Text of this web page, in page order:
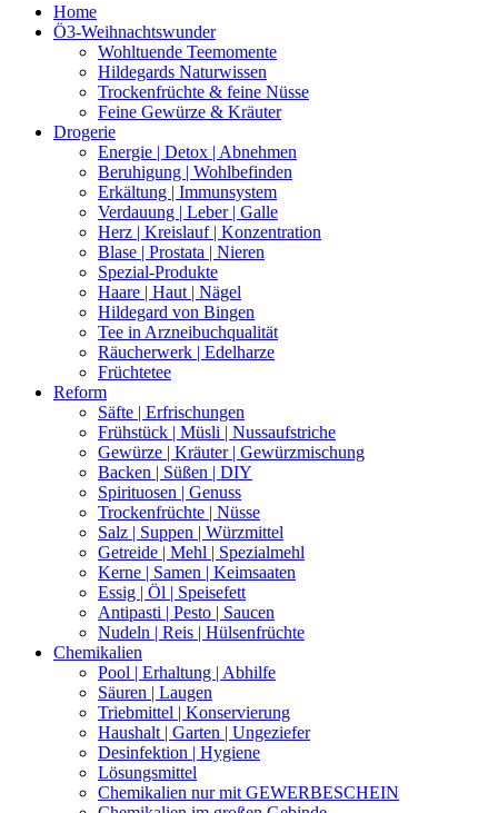
Home
Ö3-Weihnachtswunder
Wohltuende Teemomente
Hildegards Naturwissen
Trockenfrüchte & feine Nüsse
Feine Gewürze & Kräuter
Drogerie
Energie | Detox | Abnehmen
Beruhigung | Wohlbefinden
Erkältung | Immunsystem
Verdauung | Leber | Galle
Herz | Kreislauf | Konzentration
Blase | Prostata | Nieren
Spezial-Produkte
Haare | Haut | Nägel
Hildegard von Bingen
Tee in Arzneibuchqualität
Räucherwerk | Edelharze
Früchtetee
Reform
Säfte | Erfrischungen
Frühstück | Müsli | Nussaufstriche
Gewürze | Kräuter | Gewürzmischung
Backen | Süßen | DIY
Spirituosen | Genuss
Trockenfrüchte | Nüsse
Salz | Suppen | Würzmittel
Getreide | Mehl | Spezialmehl
Kerne | Samen | Keimsaaten
Essig | Öl | Speisefett
Antipasti | Pesto | Saucen
Nudeln | Reis | Hülsenfrüchte
Chemikalien
Pool | Erhaltung | Abhilfe
Säuren | Laugen
Triebmittel | Konservierung
Haushalt | Garten | Ungeziefer
Desinfektion | Hygiene
Lösungsmittel
Chemikalien nur mit GEWERBESCHEIN